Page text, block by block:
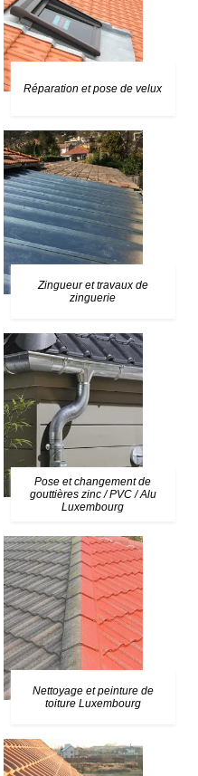
Réparation et pose de velux
Zingueur et travaux de
zinguerie
Pose et changement de
gouttières zinc / PVC / Alu
Luxembourg
Nettoyage et peinture de
toiture Luxembourg